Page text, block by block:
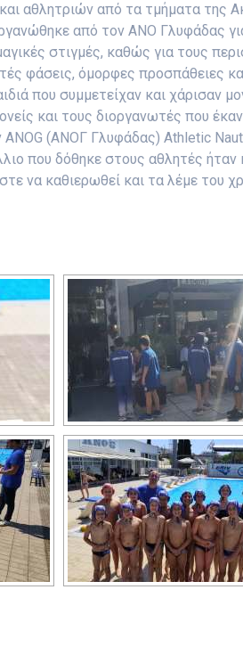
αθλητριών από τα τμήματα της
από τον ΑΝΟ Γλυφάδας
στιγμές, καθώς για τους
φάσεις, όμορφες προσπάθειες
που συμμετείχαν και χάρισαν
και τους διοργανωτές που
ANOG (ΑΝΟΓ Γλυφάδας) Athletic
που δόθηκε στους αθλητές ήταν
να καθιερωθεί και τα λέμε του